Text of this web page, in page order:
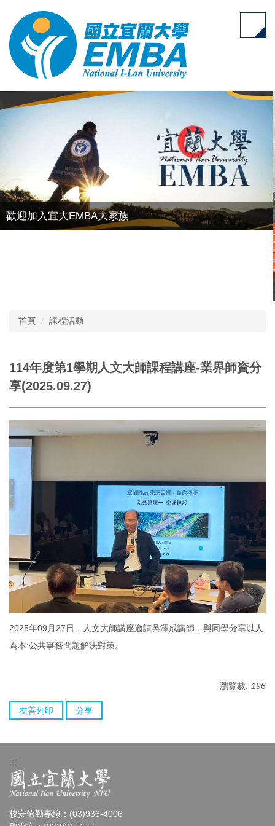
主
要
內
歡迎加入宜大EMBA大家族
首頁 課程活動
114年度第1學期人文大師課程講座-業界師資分
享(2025.09.27)
2025年09月27日，人文大師講座邀請吳澤成講師，與同學分享以人
為本:公共事務問題解決對策。
瀏覽數: 196
友善列印 分享
:::
校安值勤專線：(03)936-4006